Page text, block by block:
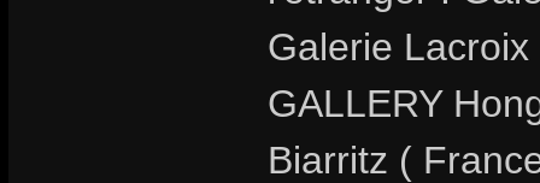
Galerie
GALLERY
Biarritz (